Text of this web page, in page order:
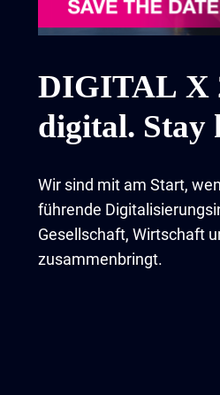
DIGITAL X
digital. Stay
Wir sind mit am Start,
führende
Gesellschaft, Wirtschaft
zusammenbringt.